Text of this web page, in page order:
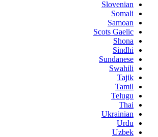
Slovenian
Somali
Samoan
Scots Gaelic
Shona
Sindhi
Sundanese
Swahili
Tajik
Tamil
Telugu
Thai
Ukrainian
Urdu
Uzbek